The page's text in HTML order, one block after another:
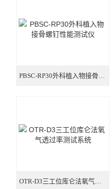
气体透过率测试仪
智能电子拉力试验机
包装检测仪器
PBSC-RP30外科植入物接骨螺钉性能测试仪
OTR-D3三工位库仑法氧气透过率测试系统